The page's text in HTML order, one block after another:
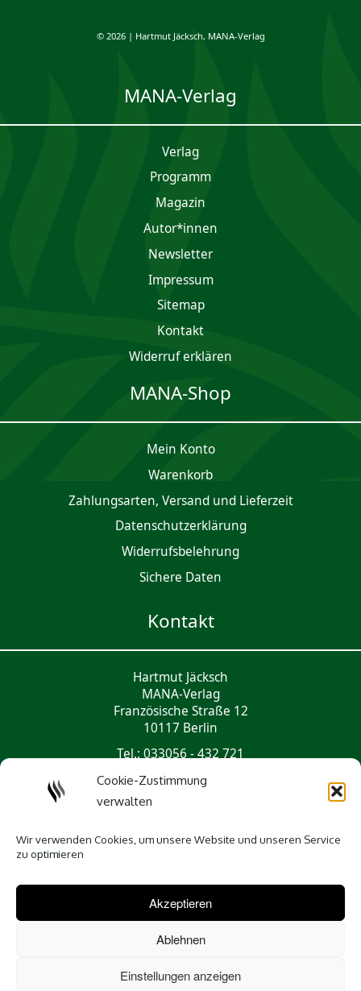
Cookie-Zustimmung
verwalten
Wir verwenden Cookies, um unsere Website und unseren Service
zu optimieren
Akzeptieren
Ablehnen
Einstellungen anzeigen
© 2026 | Hartmut Jäcksch, MANA-Verlag
MANA-Verlag
Verlag
Programm
Magazin
Autor*innen
Newsletter
Impres­sum
Sitemap
Kontakt
Widerruf erklären
MANA-Shop
Mein Konto
Waren­korb
Zahlungsarten, Versand und Lieferzeit
Daten­schutz­er­klärung
Widerrufsbelehrung
Sichere Daten
Kontakt
Hartmut Jäcksch
MANA-Verlag
Französische Straße 12
10117 Berlin
Tel.: 033056 - 432 721
Social Media